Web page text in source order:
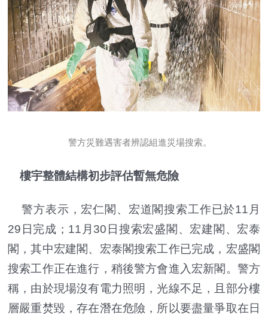
警方災難遇害者辨認組進災場搜索。
樓宇整體結構初步評估暫無危險
警方表示，宏仁閣、宏道閣搜索工作已於11月
29日完成；11月30日搜索宏盛閣、宏建閣、宏泰
閣，其中宏建閣、宏泰閣搜索工作已完成，宏盛閣
搜索工作正在進行，稍後警方會進入宏新閣。警方
稱，由於現場沒有電力照明，光線不足，且部分樓
層嚴重焚毀，存在潛在危險，所以要盡量爭取在日